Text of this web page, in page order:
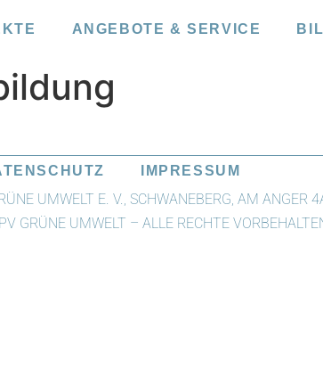
ANGEBOTE & SERVICE
IMPRESSUM
UMWELT E. V., SCHWANEBERG, AM ANGER
GRÜNE UMWELT – ALLE RECHTE